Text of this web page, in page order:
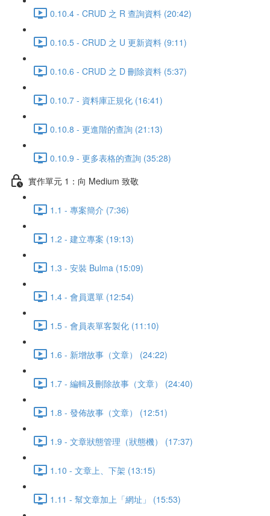
0.10.4 - CRUD 之 R 查詢資料 (20:42)
0.10.5 - CRUD 之 U 更新資料 (9:11)
0.10.6 - CRUD 之 D 刪除資料 (5:37)
0.10.7 - 資料庫正規化 (16:41)
0.10.8 - 更進階的查詢 (21:13)
0.10.9 - 更多表格的查詢 (35:28)
實作單元 1：向 Medium 致敬
1.1 - 專案簡介 (7:36)
1.2 - 建立專案 (19:13)
1.3 - 安裝 Bulma (15:09)
1.4 - 會員選單 (12:54)
1.5 - 會員表單客製化 (11:10)
1.6 - 新增故事（文章） (24:22)
1.7 - 編輯及刪除故事（文章） (24:40)
1.8 - 發佈故事（文章） (12:51)
1.9 - 文章狀態管理（狀態機） (17:37)
1.10 - 文章上、下架 (13:15)
1.11 - 幫文章加上「網址」 (15:53)